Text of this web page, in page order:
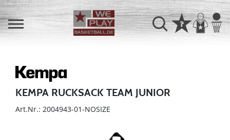
KEMPA RUCKSACK TEAM JUNIOR
Art.Nr.: 2004943-01-NOSIZE